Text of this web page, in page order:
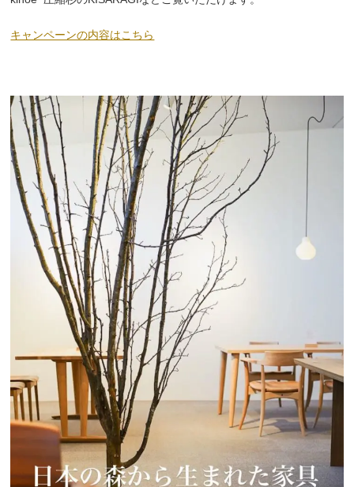
キャンペーンの内容はこちら